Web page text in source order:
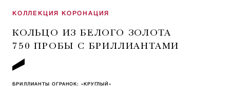
КОЛЛЕКЦИЯ КОРОНАЦИЯ
КОЛЬЦО ИЗ БЕЛОГО ЗОЛОТА
750 ПРОБЫ С БРИЛЛИАНТАМИ
БРИЛЛИАНТЫ ОГРАНОК: «КРУГЛЫЙ»